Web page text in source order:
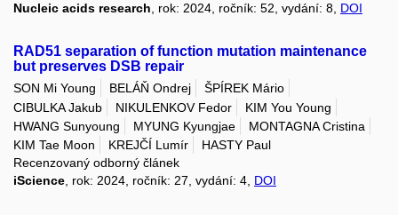
Nucleic acids research , rok: 2024, ročník: 52, vydání: 8, DOI
RAD51 separation of function mutation maintenance
but preserves DSB repair
SON Mi Young BELÁŇ Ondrej
ŠPÍREK Mário
CIBULKA Jakub
NIKULENKOV Fedor
KIM You Young
HWANG Sunyoung
MYUNG Kyungjae
MONTAGNA Cristina
KIM Tae Moon
KREJČÍ Lumír
HASTY Paul
Recenzovaný odborný článek
iScience, rok: 2024, ročník: 27, vydání: 4, DOI